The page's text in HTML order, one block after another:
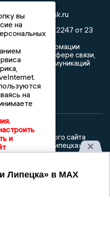
9427
info@newslipetsk.ru
Эл № ФС77-82247 от 23
из реестра
массовой информации
надзору в сфере связи,
массовых коммуникаций
с данного сайта
«Новости Липецка»
на правах рекламы
вы
на
на
и